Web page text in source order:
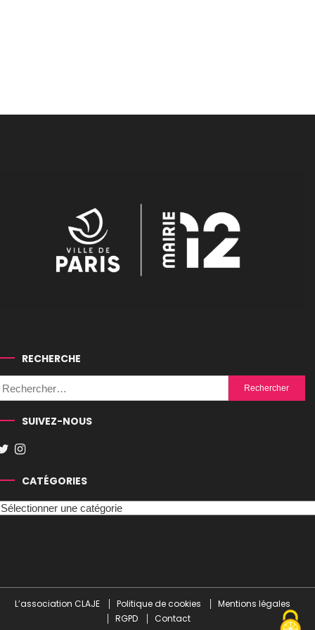
RECHERCHE
Rechercher :
SUIVEZ-NOUS
CATÉGORIES
L’association CLAJE Politique de cookies
Mentions légales
RGPD
Contact